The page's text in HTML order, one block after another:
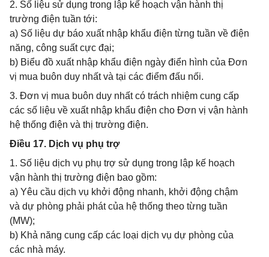
2. Số liệu sử dụng trong lập kế hoạch vận hành thị
trường điện tuần tới:
a) Số liệu dự báo xuất nhập khẩu điện từng tuần về điện
năng, công suất cực đại;
b) Biểu đồ xuất nhập khẩu điện ngày điển hình của Đơn
vị mua buôn duy nhất và tại các điểm đấu nối.
3. Đơn vị mua buôn duy nhất có trách nhiệm cung cấp
các số liệu về xuất nhập khẩu điện cho Đơn vị vận hành
hệ thống điện và thị trường điện.
Điều 17. Dịch vụ phụ trợ
1. Số liệu dịch vụ phụ trợ sử dụng trong lập kế hoạch
vận hành thị trường điện bao gồm:
a) Yêu cầu dịch vụ khởi động nhanh, khởi động chậm
và dự phòng phải phát của hệ thống theo từng tuần
(MW);
b) Khả năng cung cấp các loại dịch vụ dự phòng của
các nhà máy.